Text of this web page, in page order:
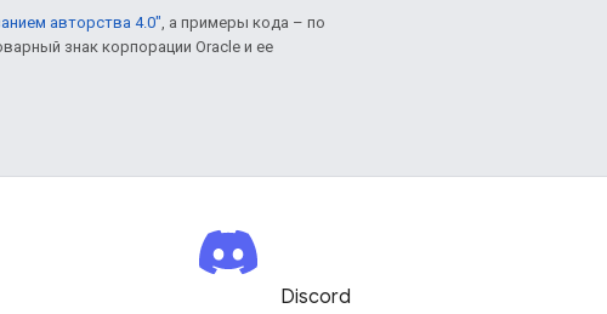
авторства 4.0" , а примеры кода – по
знак корпорации Oracle и ее
Discord